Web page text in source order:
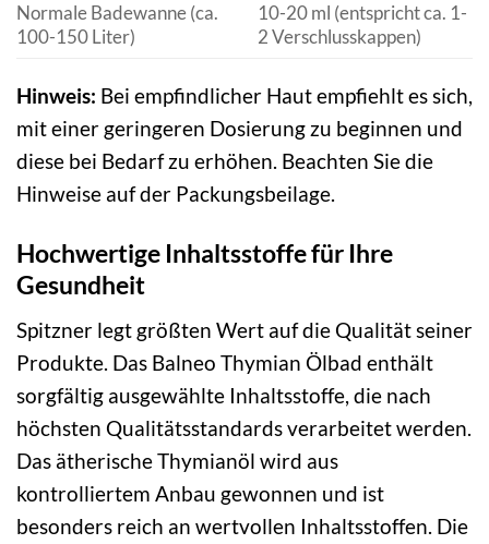
Normale Badewanne (ca.
100-150 Liter)
10-20 ml (entspricht ca. 1-
2 Verschlusskappen)
Hinweis: Bei empfindlicher Haut empfiehlt es sich,
mit einer geringeren Dosierung zu beginnen und
diese bei Bedarf zu erhöhen. Beachten Sie die
Hinweise auf der Packungsbeilage.
Hochwertige Inhaltsstoffe für Ihre
Gesundheit
Spitzner legt größten Wert auf die Qualität seiner
Produkte. Das Balneo Thymian Ölbad enthält
sorgfältig ausgewählte Inhaltsstoffe, die nach
höchsten Qualitätsstandards verarbeitet werden.
Das ätherische Thymianöl wird aus
kontrolliertem Anbau gewonnen und ist
besonders reich an wertvollen Inhaltsstoffen. Die